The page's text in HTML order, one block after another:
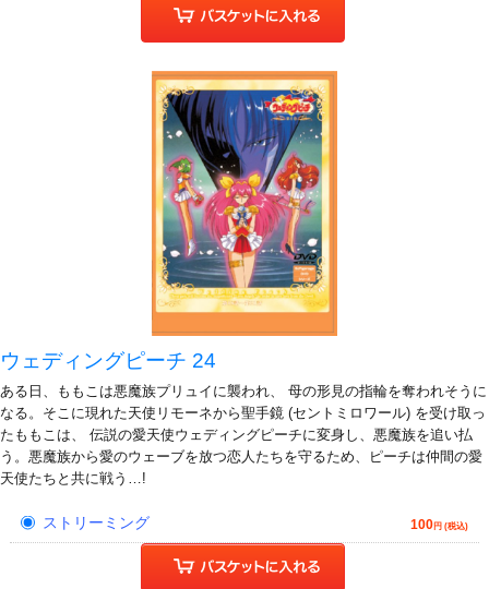
ウェディングピーチ 24
ある日、ももこは悪魔族プリュイに襲われ、 母の形見の指輪を奪われそうに
なる。そこに現れた天使リモーネから聖手鏡 (セントミロワール) を受け取っ
たももこは、 伝説の愛天使ウェディングピーチに変身し、悪魔族を追い払
う。悪魔族から愛のウェーブを放つ恋人たちを守るため、ピーチは仲間の愛
天使たちと共に戦う…!
ストリーミング 100円 (税込)